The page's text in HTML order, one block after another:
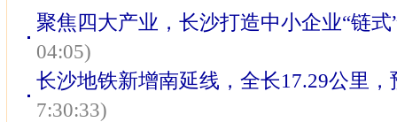
聚焦四大产业，长沙打造中小企业“链
04:05)
长沙地铁新增南延线，全长17.29公里，
7:30:33)